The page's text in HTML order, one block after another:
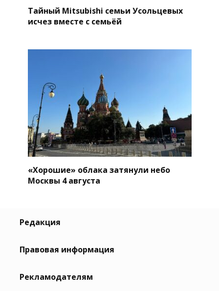
Тайный Mitsubishi семьи Усольцевых
исчез вместе с семьёй
«Хорошие» облака затянули небо
Москвы 4 августа
Редакция
Правовая информация
Рекламодателям